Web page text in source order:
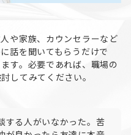
や家族、カウンセラーなど
話を聞いてもらうだけで
す。必要であれば、職場の
してみてください。
する人がいなかった。苦